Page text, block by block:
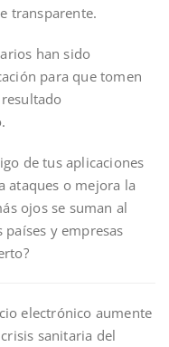
transparente.
han sido
para que tomen
de tus aplicaciones
ataques o mejora la
ojos se suman al
y empresas
electrónico aumente
sanitaria del